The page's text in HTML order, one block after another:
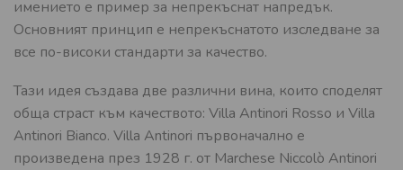
имението е пример за непрекъснат напредък.
Основният принцип е непрекъснатото изследване за
все по-високи стандарти за качество.
Тази идея създава две различни вина, които споделят
обща страст към качеството: Villa Antinori Rosso и Villa
Antinori Bianco. Villa Antinori първоначално е
произведена през 1928 г. от Marchese Niccolò Antinori